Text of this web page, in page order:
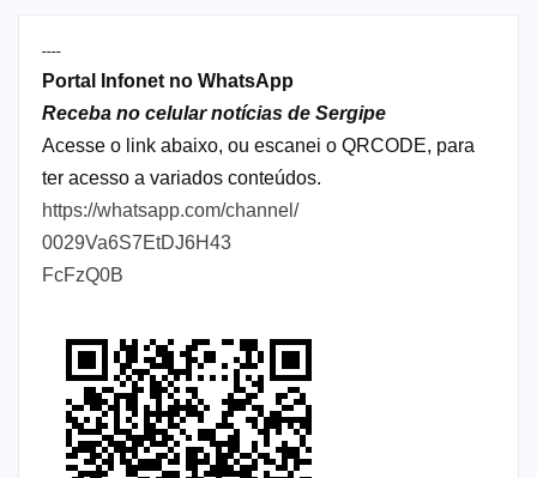
----
Portal Infonet no WhatsApp
Receba no celular notícias de Sergipe
Acesse o link abaixo, ou escanei o QRCODE, para
ter acesso a variados conteúdos.
https://whatsapp.com/channel/
0029Va6S7EtDJ6H43
FcFzQ0B